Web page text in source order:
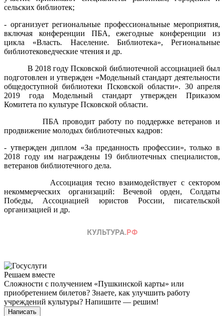
сельских библиотек;
- организует региональные профессиональные мероприятия,
включая конференции ПБА, ежегодные конференции из
цикла «Власть. Население. Библиотека», Региональные
библиотековедческие чтения и др.
В 2018 году Псковской библиотечной ассоциацией был
подготовлен и утвержден «Модельный стандарт деятельности
общедоступной библиотеки Псковской области». 30 апреля
2019 года Модельный стандарт утвержден Приказом
Комитета по культуре Псковской области.
ПБА проводит работу по поддержке ветеранов и
продвижение молодых библиотечных кадров:
- утвержден диплом «За преданность профессии», только в
2018 году им награждены 19 библиотечных специалистов,
ветеранов библиотечного дела.
Ассоциация тесно взаимодействует с сектором
некоммерческих организаций: Вечевой орден, Солдаты
Победы, Ассоциацией юристов России, писательской
организацией и др.
Решаем вместе
Сложности с получением «Пушкинской карты» или
приобретением билетов? Знаете, как улучшить работу
учреждений культуры? Напишите — решим!
Написать